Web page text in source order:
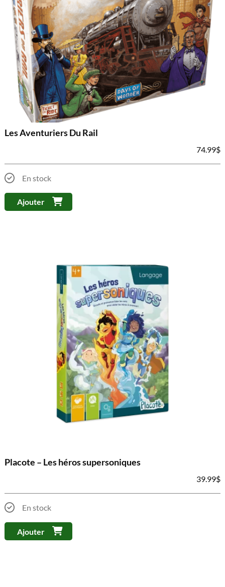
Les Aventuriers Du Rail
74.99$
En stock
Ajouter
Placote – Les héros supersoniques
39.99$
En stock
Ajouter